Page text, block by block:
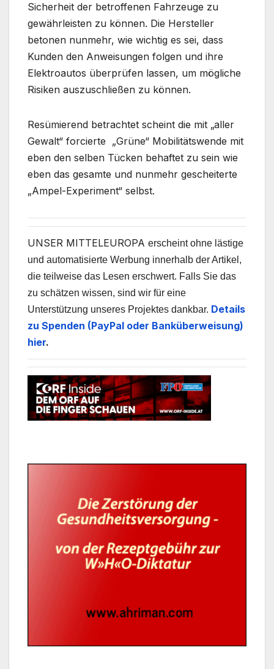
Sicherheit der betroffenen Fahrzeuge zu
gewährleisten zu können. Die Hersteller
betonen nunmehr, wie wichtig es sei, dass
Kunden den Anweisungen folgen und ihre
Elektroautos überprüfen lassen, um mögliche
Risiken auszuschließen zu können.
Resümierend betrachtet scheint die mit „aller
Gewalt“ forcierte „Grüne“ Mobilitätswende mit
eben den selben Tücken behaftet zu sein wie
eben das gesamte und nunmehr gescheiterte
„Ampel-Experiment“ selbst.
UNSER MITTELEUROPA erscheint ohne lästige
und automatisierte Werbung innerhalb der Artikel,
die teilweise das Lesen erschwert. Falls Sie das
zu schätzen wissen, sind wir für eine
Unterstützung unseres Projektes dankbar. Details
zu Spenden (PayPal oder Banküberweisung)
hier.